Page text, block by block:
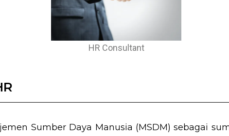
HR Consultant
Sumber Daya Manusia (MSDM) sebagai